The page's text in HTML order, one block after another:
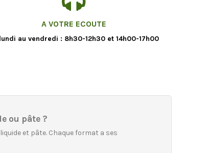
A VOTRE ECOUTE
au vendredi : 8h30-12h30 et 14h00-17h00
ou pâte ?
et pâte. Chaque format a ses